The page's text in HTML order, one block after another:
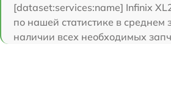
[dataset:services:name] Infinix
по нашей статистике в среднем
наличии всех необходимых